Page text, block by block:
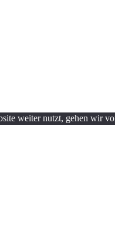
weiter nutzt, gehen wir